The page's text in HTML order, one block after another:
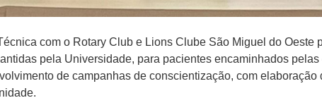
com o Rotary Club e Lions Clube São Miguel do
pela Universidade, para pacientes encaminhados
de campanhas de conscientização, com